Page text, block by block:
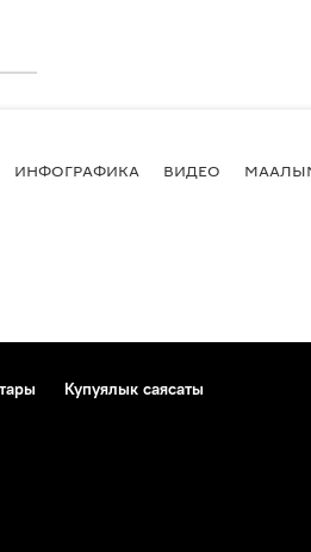
ИНФОГРАФИКА ВИДЕО
Купуялык саясаты